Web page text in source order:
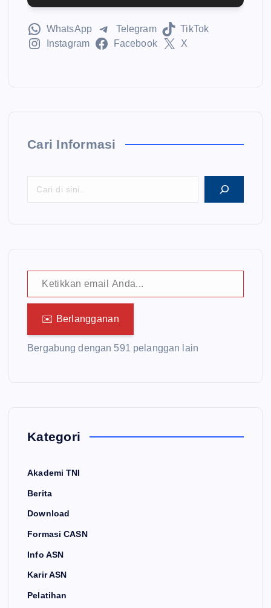
WhatsApp Telegram
TikTok
Instagram
Facebook X
Cari Informasi
Ketikkan email Anda...
✉️ Berlangganan
Bergabung dengan 591 pelanggan lain
Kategori
Akademi TNI
Berita
Download
Formasi CASN
Info ASN
Karir ASN
Pelatihan